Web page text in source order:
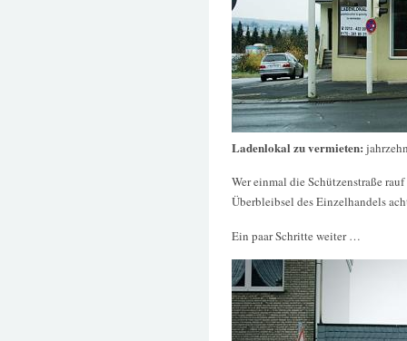
Ladenlokal zu vermieten:
Wer einmal die Schützenstraße
Überbleibsel des Einzelhandels
Ein paar Schritte weiter …